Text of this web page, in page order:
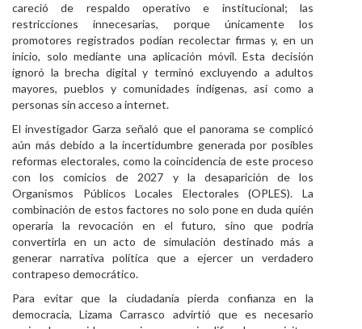
careció de respaldo operativo e institucional; las
restricciones innecesarias, porque únicamente los
promotores registrados podían recolectar firmas y, en un
inicio, solo mediante una aplicación móvil. Esta decisión
ignoró la brecha digital y terminó excluyendo a adultos
mayores, pueblos y comunidades indígenas, así como a
personas sin acceso a internet.
El investigador Garza señaló que el panorama se complicó
aún más debido a la incertidumbre generada por posibles
reformas electorales, como la coincidencia de este proceso
con los comicios de 2027 y la desaparición de los
Organismos Públicos Locales Electorales (OPLES). La
combinación de estos factores no solo pone en duda quién
operaría la revocación en el futuro, sino que podría
convertirla en un acto de simulación destinado más a
generar narrativa política que a ejercer un verdadero
contrapeso democrático.
Para evitar que la ciudadanía pierda confianza en la
democracia, Lizama Carrasco advirtió que es necesario